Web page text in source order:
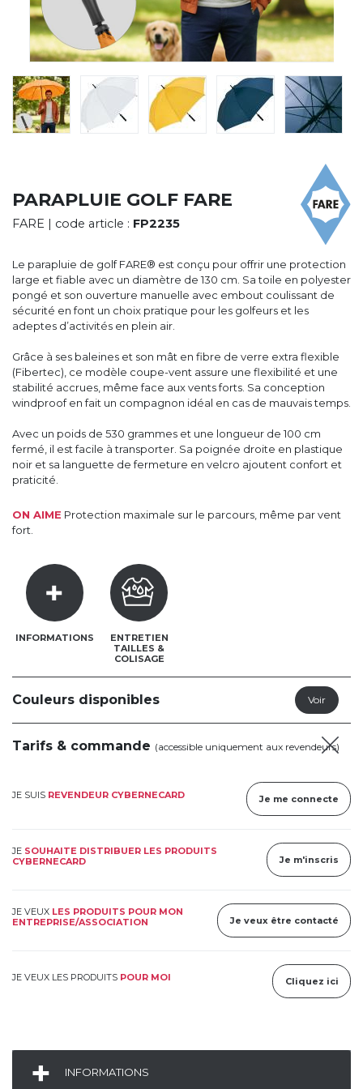
LA SOCIÉTÉ
SERVICES
ROADSHOWS, FORUM DES EXPERTS
CATALOGUES & TARIFS
MARQUES & CERTIFICATS
TECHNIQUES MARQUAGE
PARAPLUIE GOLF FARE
FARE | code article : FP2235
Le parapluie de golf FARE® est conçu pour offrir une protection
large et fiable avec un diamètre de 130 cm. Sa toile en polyester
pongé et son ouverture manuelle avec embout coulissant de
sécurité en font un choix pratique pour les golfeurs et les
adeptes d’activités en plein air.
Grâce à ses baleines et son mât en fibre de verre extra flexible
(Fibertec), ce modèle coupe-vent assure une flexibilité et une
stabilité accrues, même face aux vents forts. Sa conception
windproof en fait un compagnon idéal en cas de mauvais temps.
Avec un poids de 530 grammes et une longueur de 100 cm
fermé, il est facile à transporter. Sa poignée droite en plastique
noir et sa languette de fermeture en velcro ajoutent confort et
praticité.
ON AIME Protection maximale sur le parcours, même par vent
fort.
INFORMATIONS
ENTRETIEN
TAILLES &
COLISAGE
Couleurs disponibles
Tarifs & commande (accessible uniquement aux revendeurs)
JE SUIS REVENDEUR CYBERNECARD Je me connecte
JE SOUHAITE DISTRIBUER LES PRODUITS
CYBERNECARD
Je m'inscris
JE VEUX LES PRODUITS POUR MON
ENTREPRISE/ASSOCIATION
Je veux être contacté
JE VEUX LES PRODUITS POUR MOI Cliquez ici
INFORMATIONS